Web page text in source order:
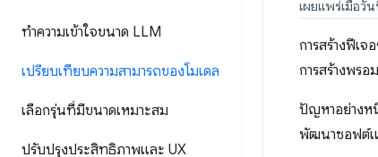
ทำความเข้าใจขนาด LLM
เปรียบเทียบความสามารถของโมเดล
เลือกรุ่นที่มีขนาดเหมาะสม
ปรับปรุงประสิทธิภาพและ UX
เผยแพร่เมื่อวั
การสร้างฟีเ
การสร้างพร
ปัญหาอย่างห
พัฒนาซอฟต์แ